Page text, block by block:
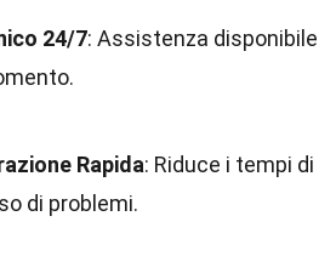
24/7: Assistenza disponibile
Rapida: Riduce i tempi di
di problemi.